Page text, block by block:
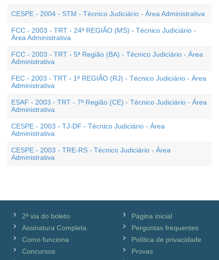
CESPE - 2004 - STM - Técnico Judiciário - Área Administrativa
FCC - 2003 - TRT - 24ª REGIÃO (MS) - Técnico Judiciário -
Área Administrativa
FCC - 2003 - TRT - 5ª Região (BA) - Técnico Judiciário - Área
Administrativa
FEC - 2003 - TRT - 1ª REGIÃO (RJ) - Técnico Judiciário - Área
Administrativa
ESAF - 2003 - TRT - 7ª Região (CE) - Técnico Judiciário - Área
Administrativa
CESPE - 2003 - TJ-DF - Técnico Judiciário - Área
Administrativa
CESPE - 2003 - TRE-RS - Técnico Judiciário - Área
Administrativa
2ª via do boleto
Assinatura Completa
Como funciona
Concursos
Página inicial
Perguntas frequentes
Política de privacidade
Provas